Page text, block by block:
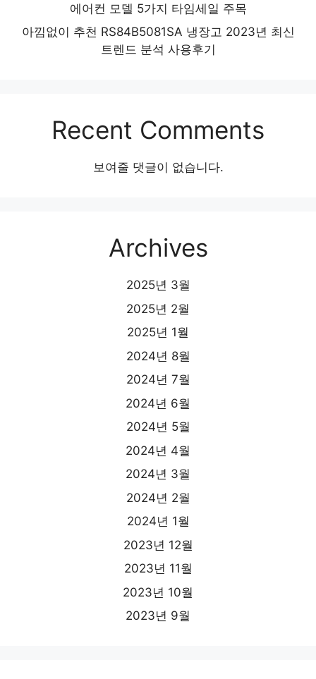
에어컨 모델 5가지 타임세일 주목
아낌없이 추천 RS84B5081SA 냉장고 2023년 최신
트렌드 분석 사용후기
Recent Comments
보여줄 댓글이 없습니다.
Archives
2025년 3월
2025년 2월
2025년 1월
2024년 8월
2024년 7월
2024년 6월
2024년 5월
2024년 4월
2024년 3월
2024년 2월
2024년 1월
2023년 12월
2023년 11월
2023년 10월
2023년 9월